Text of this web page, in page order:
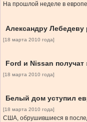
На прошлой неделе в
Александру
[18 марта 2010 года]
Ford и Nissan получат
[18 марта 2010 года]
Белый дом уступил
[18 марта 2010 года]
США, обрушившиеся в